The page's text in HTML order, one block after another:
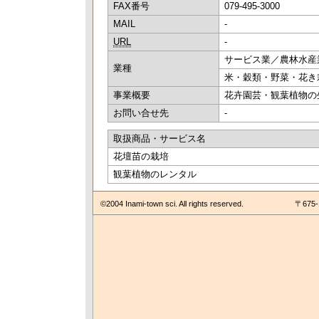
FAX番号
079-495-3000
MAIL
-
URL
-
業種
サービス業／農林水産
米・穀類・野菜・花
事業概要
花卉園芸・観葉植物
お問い合せ先
-
取扱商品・サービス名
花壇苗の栽培
観葉植物のレンタル
〒
©2004 Inami-town sci. All rights reserved.